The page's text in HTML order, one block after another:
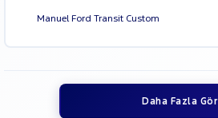
Manuel Ford Transit Custom
Daha Fazla Gör